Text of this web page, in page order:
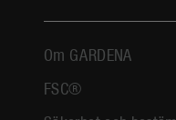
Om GARDENA
FSC®